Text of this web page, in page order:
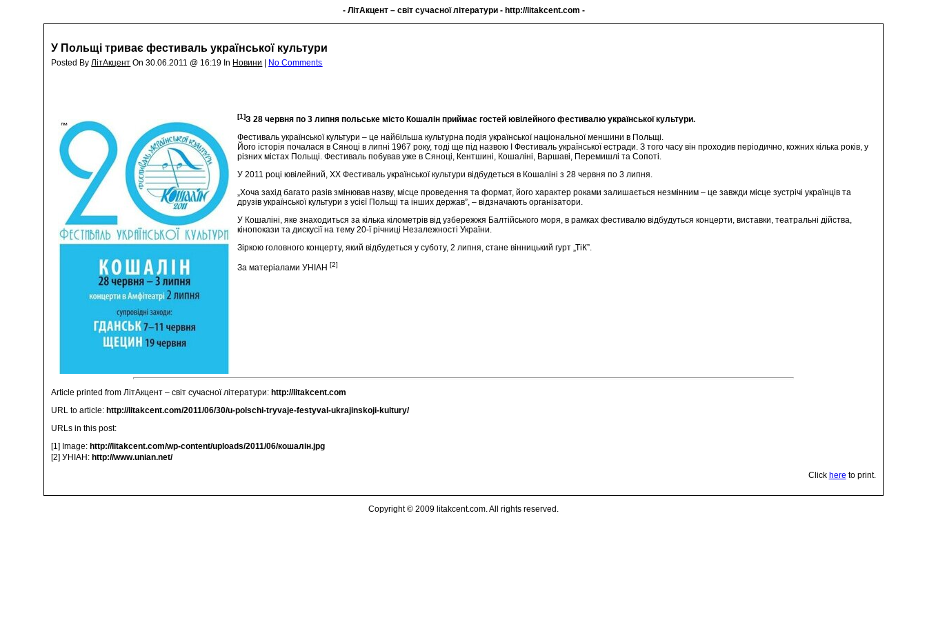
- ЛітАкцент – світ сучасної літератури - http://litakcent.com -
У Польщі триває фестиваль української культури
Posted ByЛітАкцент On 30.06.2011 @ 16:19 In Новини No Comments
[1]З 28 червня по 3 липня польське місто Кошалін приймає гостей ювілейного фестивалю української культури.
Фестиваль української культури – це найбільша культурна подія української національної меншини в Польщі.
Його історія почалася в Сяноці в липні 1967 року, тоді ще під назвою I Фестиваль української естради. З того часу він проходив періодично, кожних кілька років, у
різних містах Польщі. Фестиваль побував уже в Сяноці, Кентшині, Кошаліні, Варшаві, Перемишлі та Сопоті.
У 2011 році ювілейний, ХХ Фестиваль української культури відбудеться в Кошаліні з 28 червня по 3 липня.
„Хоча захід багато разів змінював назву, місце проведення та формат, його характер роками залишається незмінним – це завжди місце зустрічі українців та
друзів української культури з усієї Польщі та інших держав”, – відзначають організатори.
У Кошаліні, яке знаходиться за кілька кілометрів від узбережжя Балтійського моря, в рамках фестивалю відбудуться концерти, виставки, театральні дійства,
кінопокази та дискусії на тему 20-ї річниці Незалежності України.
Зіркою головного концерту, який відбудеться у суботу, 2 липня, стане вінницький гурт „ТіК”.
За матеріалами УНІАН[2]
Article printed from ЛітАкцент – світ сучасної літератури: http://litakcent.com
URL to article: http://litakcent.com/2011/06/30/u-polschi-tryvaje-festyval-ukrajinskoji-kultury/
URLs in this post:
[1] Image: http://litakcent.com/wp-content/uploads/2011/06/кошалін.jpg
[2] УНІАН: http://www.unian.net/
Click here to print.
Copyright © 2009 litakcent.com. All rights reserved.